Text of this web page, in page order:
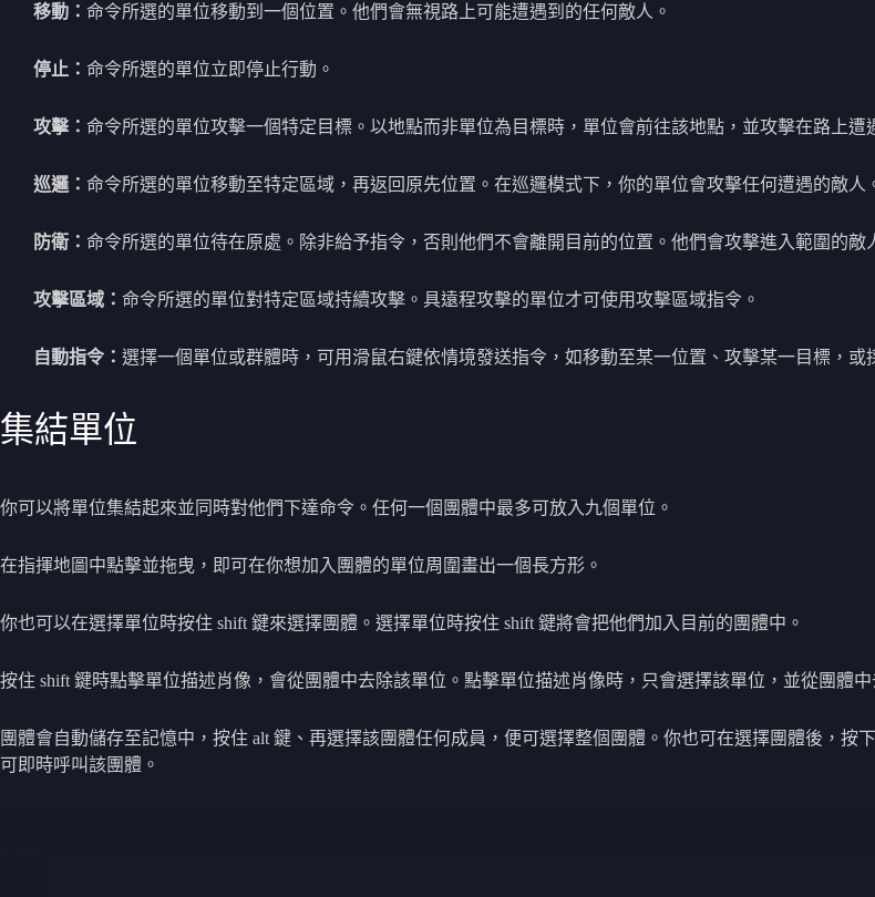
移動： 命令所選的單位移動到一個位置。他們會無視路上可能遭遇到的任何敵人。
停止： 命令所選的單位立即停止行動。
攻擊： 命令所選的單位攻擊一個特定目標。以地點而非單位為目標時，單位會前往該地點，並攻擊在路上遭
巡邏： 命令所選的單位移動至特定區域，再返回原先位置。在巡邏模式下，你的單位會攻擊任何遭遇的敵人
防衛： 命令所選的單位待在原處。除非給予指令，否則他們不會離開目前的位置。他們會攻擊進入範圍的敵
攻擊區域： 命令所選的單位對特定區域持續攻擊。具遠程攻擊的單位才可使用攻擊區域指令。
自動指令： 選擇一個單位或群體時，可用滑鼠右鍵依情境發送指令，如移動至某一位置、攻擊某一目標，或
集結單位
你可以將單位集結起來並同時對他們下達命令。任何一個團體中最多可放入九個單位。
在指揮地圖中點擊並拖曳，即可在你想加入團體的單位周圍畫出一個長方形。
你也可以在選擇單位時按住 shift 鍵來選擇團體。選擇單位時按住 shift 鍵將會把他們加入目前的團體中。
按住 shift 鍵時點擊單位描述肖像，會從團體中去除該單位。點擊單位描述肖像時，只會選擇該單位，並從團體中
團體會自動儲存至記憶中，按住 alt 鍵、再選擇該團體任何成員，便可選擇整個團體。你也可在選擇團體後，按
可即時呼叫該團體。